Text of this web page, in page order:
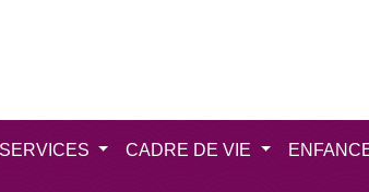
CADRE DE VIE